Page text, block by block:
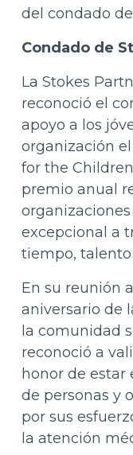
del condado
Condado de
La Stokes
reconoció el
apoyo a los
organización
for the
premio anual
excepcional a
tiempo, talento
En su reunión
aniversario de
la comunidad
reconoció a
honor de estar
de personas y
por sus
la atención